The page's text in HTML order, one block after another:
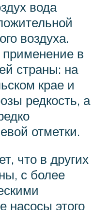
вода
воздуха.
в
страны: на
крае и
редкость, а
отметки.
что в других
с более
насосы этого